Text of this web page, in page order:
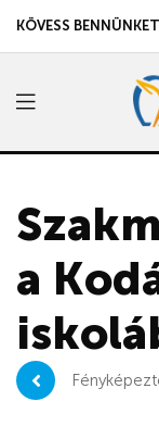
KÖVESS BENNÜNKET
a